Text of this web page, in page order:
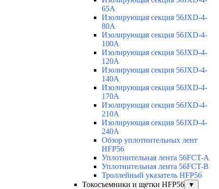
65A
Изолирующая секция 56JXD-4-
80A
Изолирующая секция 56JXD-4-
100A
Изолирующая секция 56JXD-4-
120A
Изолирующая секция 56JXD-4-
140A
Изолирующая секция 56JXD-4-
170A
Изолирующая секция 56JXD-4-
210A
Изолирующая секция 56JXD-4-
240A
Обзор уплотнительных лент
HFP56
Уплотнительная лента 56FCT-A
Уплотнительная лента 56FCT-B
Троллейный указатель HFP56
Токосъемники и щетки HFP56
▼